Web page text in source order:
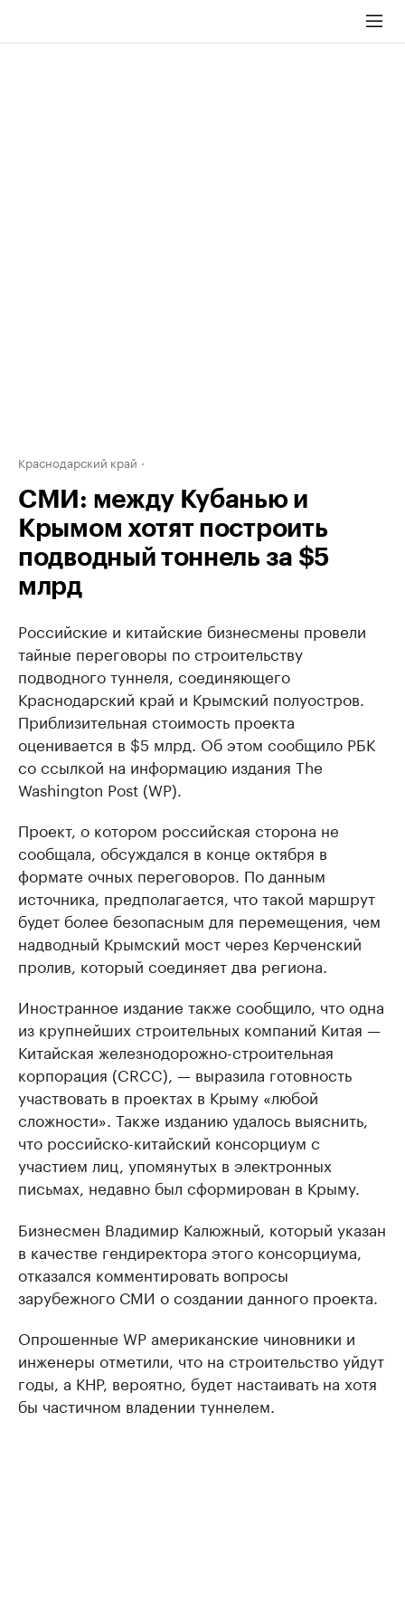
Краснодарский край
СМИ: между Кубанью и
Крымом хотят построить
подводный тоннель за $5
млрд
Российские и китайские бизнесмены провели
тайные переговоры по строительству
подводного туннеля, соединяющего
Краснодарский край и Крымский полуостров.
Приблизительная стоимость проекта
оценивается в $5 млрд. Об этом сообщило РБК
со ссылкой на информацию издания The
Washington Post (WP).
Проект, о котором российская сторона не
сообщала, обсуждался в конце октября в
формате очных переговоров. По данным
источника, предполагается, что такой маршрут
будет более безопасным для перемещения, чем
надводный Крымский мост через Керченский
пролив, который соединяет два региона.
Иностранное издание также сообщило, что одна
из крупнейших строительных компаний Китая —
Китайская железнодорожно-строительная
корпорация (CRCC), — выразила готовность
участвовать в проектах в Крыму «любой
сложности». Также изданию удалось выяснить,
что российско-китайский консорциум с
участием лиц, упомянутых в электронных
письмах, недавно был сформирован в Крыму.
Бизнесмен Владимир Калюжный, который указан
в качестве гендиректора этого консорциума,
отказался комментировать вопросы
зарубежного СМИ о создании данного проекта.
Опрошенные WP американские чиновники и
инженеры отметили, что на строительство уйдут
годы, а КНР, вероятно, будет настаивать на хотя
бы частичном владении туннелем.